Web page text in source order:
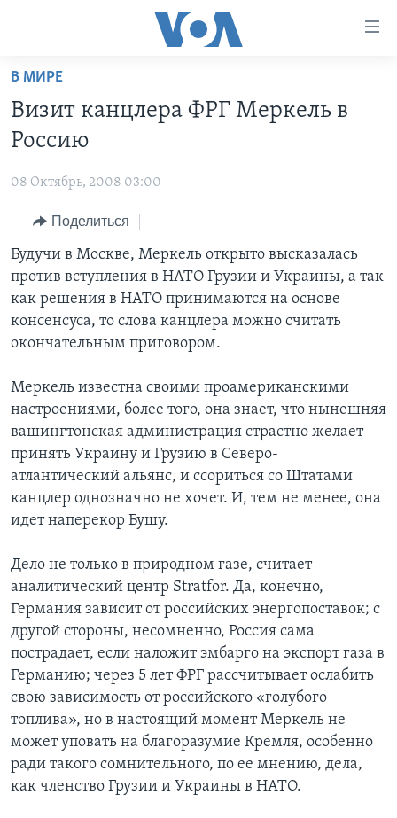
Перейти
основной
контент
навигации
Перейти
поиск
НОВОСТИ ЗА МИНУТУ
ИТОГИ
ПОЧЕМУ ЭТО ВАЖНО?
ДИСКУССИЯ VOA
ДЕТАЛИ
НЬЮ-ЙОРК NEW YORK
АМЕРИКА. БОЛЬШОЕ ПУТЕШЕСТВИЕ
УЧИМ АНГЛИЙСКИЙ
НАША АМЕРИКАНСКАЯ ИСТОРИЯ
А КАК В АМЕРИКЕ?
АРТЕФАКТЫ
АМЕРИКАНСКИЕ ГОРОДКИ
ТЕСТЫ
ЭКСПЕРТИЗА
ИНТЕРВЬЮ
ФАКТЫ ПРОТИВ ФЕЙКОВ
ЗА СВОБОДУ ПРЕССЫ
УЧИМ АНГЛИЙСКИЙ
ВИДЕО
ПОДПИСКА НА НОВОСТИ
Learning English
СОЦИАЛЬНЫЕ СЕТИ
Языки
В МИРЕ
Визит канцлера ФРГ Меркель в
Россию
08 Октябрь, 2008 03:00
Поделиться
Будучи в Москве, Меркель открыто высказалась
против вступления в НАТО Грузии и Украины, а так
как решения в НАТО принимаются на основе
консенсуса, то слова канцлера можно считать
окончательным приговором.
Меркель известна своими проамериканскими
настроениями, более того, она знает, что нынешняя
вашингтонская администрация страстно желает
принять Украину и Грузию в Северо-
атлантический альянс, и ссориться со Штатами
канцлер однозначно не хочет. И, тем не менее, она
идет наперекор Бушу.
Дело не только в природном газе, считает
аналитический центр Stratfor. Да, конечно,
Германия зависит от российских энергопоставок; с
другой стороны, несомненно, Россия сама
пострадает, если наложит эмбарго на экспорт газа в
Германию; через 5 лет ФРГ рассчитывает ослабить
свою зависимость от российского «голубого
топлива», но в настоящий момент Меркель не
может уповать на благоразумие Кремля, особенно
ради такого сомнительного, по ее мнению, дела,
как членство Грузии и Украины в НАТО.